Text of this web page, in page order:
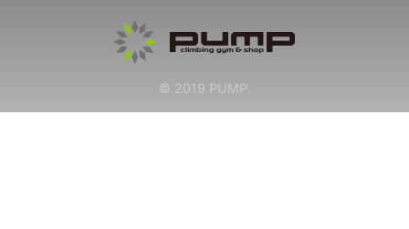
© 2019 PUMP.